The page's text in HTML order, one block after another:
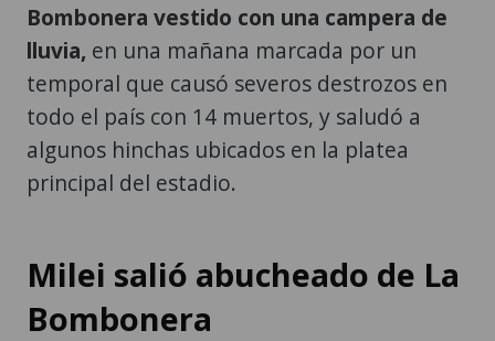
Bombonera vestido con una campera de
lluvia, en una mañana marcada por un
temporal que causó severos destrozos en
todo el país con 14 muertos, y saludó a
algunos hinchas ubicados en la platea
principal del estadio.
Milei salió abucheado de La
Bombonera